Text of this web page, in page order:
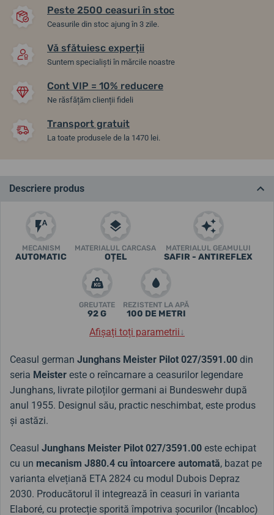
Peste 2500 ceasuri în stoc
Ceasurile din stoc ajung în 3 zile.
Vă sfătuiesc experții
Suntem specialiști în mărcile noastre
Cont VIP = 10% reducere
Ne răsfățăm clienții fideli
Transport gratuit
La toate produsele de la 1470 lei.
Descriere produs
MECANISM
AUTOMATIC
MATERIALUL CARCASA
OȚEL
MATERIALUL GEAMULUI
SAFIR - ANTIREFLEX
GREUTATE
92 G
REZISTENT LA APĂ
100 DE METRI
Afișați toți parametrii↓
Ceasul german Junghans Meister Pilot 027/3591.00 din
seria Meister este o reîncarnare a ceasurilor legendare
Junghans, livrate piloților germani ai Bundeswehr după
anul 1955. Designul său, practic neschimbat, este produs
și astăzi.
Ceasul Junghans Meister Pilot 027/3591.00 este echipat
cu un mecanism J880.4 cu întoarcere automată, bazat pe
varianta elvețiană ETA 2824 cu modul Dubois Depraz
2030. Producătorul îl integrează în ceasuri în varianta
Elaboré, cu protecție sporită împotriva șocurilor (Incabloc)